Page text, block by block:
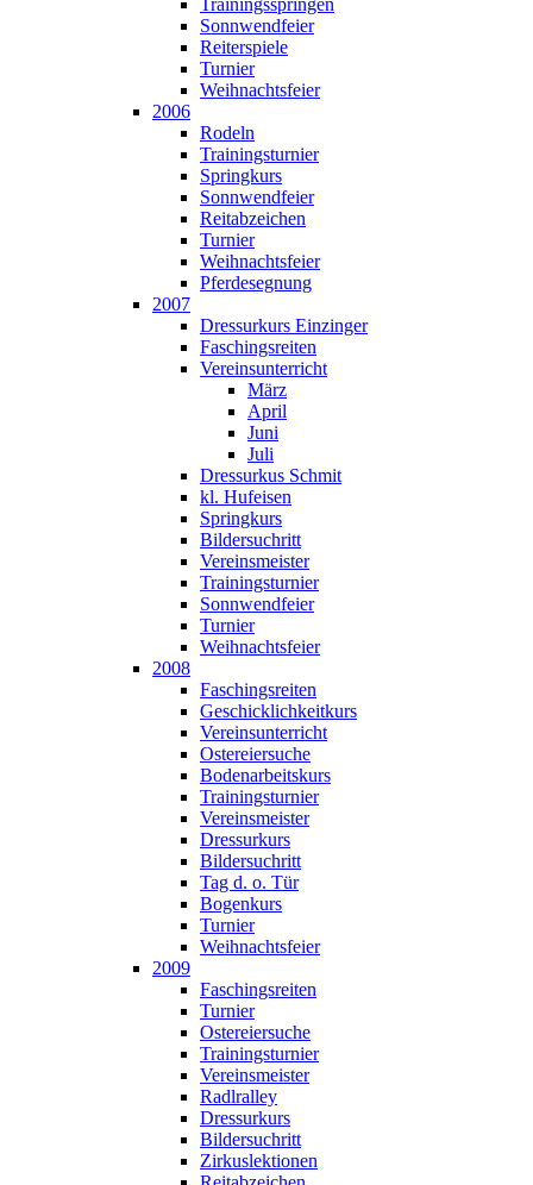
Trainingsspringen
Sonnwendfeier
Reiterspiele
Turnier
Weihnachtsfeier
2006
Rodeln
Trainingsturnier
Springkurs
Sonnwendfeier
Reitabzeichen
Turnier
Weihnachtsfeier
Pferdesegnung
2007
Dressurkurs Einzinger
Faschingsreiten
Vereinsunterricht
März
April
Juni
Juli
Dressurkus Schmit
kl. Hufeisen
Springkurs
Bildersuchritt
Vereinsmeister
Trainingsturnier
Sonnwendfeier
Turnier
Weihnachtsfeier
2008
Faschingsreiten
Geschicklichkeitkurs
Vereinsunterricht
Ostereiersuche
Bodenarbeitskurs
Trainingsturnier
Vereinsmeister
Dressurkurs
Bildersuchritt
Tag d. o. Tür
Bogenkurs
Turnier
Weihnachtsfeier
2009
Faschingsreiten
Turnier
Ostereiersuche
Trainingsturnier
Vereinsmeister
Radlralley
Dressurkurs
Bildersuchritt
Zirkuslektionen